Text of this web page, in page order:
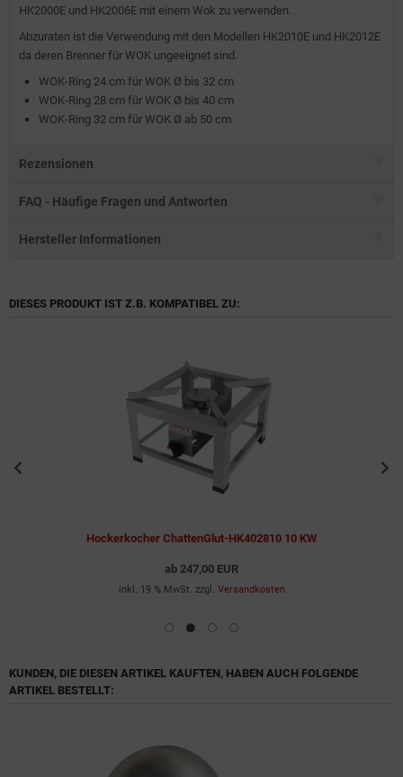
HK2000E und HK2006E mit einem Wok zu verwenden.
Abzuraten ist die Verwendung mit den Modellen HK2010E und HK2012E
da deren Brenner für WOK ungeeignet sind.
WOK-Ring 24 cm für WOK Ø bis 32 cm
WOK-Ring 28 cm für WOK Ø bis 40 cm
WOK-Ring 32 cm für WOK Ø ab 50 cm
Rezensionen
FAQ - Häufige Fragen und Antworten
Hersteller Informationen
DIESES PRODUKT IST Z.B. KOMPATIBEL ZU:
Hockerkocher ChattenGlut-HK402810 10 KW
ab 247,00 EUR
inkl. 19 % MwSt. zzgl. Versandkosten
KUNDEN, DIE DIESEN ARTIKEL KAUFTEN, HABEN AUCH FOLGENDE
ARTIKEL BESTELLT: